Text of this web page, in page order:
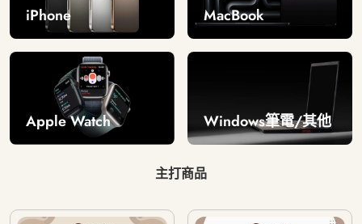
iPhone MacBook
Apple Watch Windows筆電/其他
主打商品